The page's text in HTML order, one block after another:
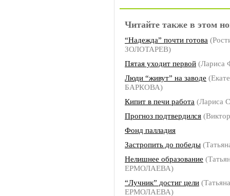
Читайте также в этом
“Надежда” почти готова
ЗОЛОТАРЕВ)
Пятая уходит первой
Люди “живут” на заводе
БАРКОВА)
Кипит в печи работа (Лариса
Прогноз подтвердился
Фонд палладия
Застропить до победы
Нелишнее образование
ЕРМОЛАЕВА)
“Лучник” достиг цели (Татьяна
ЕРМОЛАЕВА)